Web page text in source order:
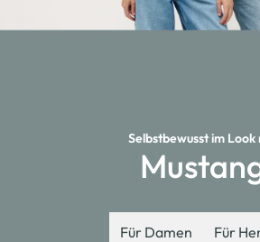
Selbstbewusst im Look
Für Damen Für